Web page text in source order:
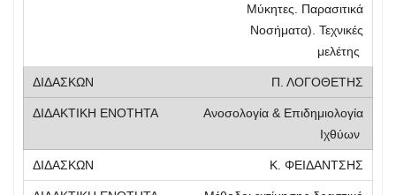
Μύκητες. Παρασιτικά
Νοσήματα). Τεχνικές
μελέτης
Π. ΛΟΓΟΘΕΤΗΣ
Ανοσολογία & Επιδημιολογία
Ιχθύων
Κ. ΦΕΙΔΑΝΤΣΗΣ